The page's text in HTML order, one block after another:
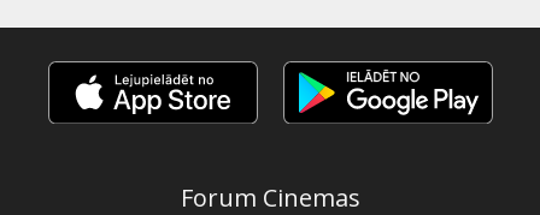
Forum Cinemas